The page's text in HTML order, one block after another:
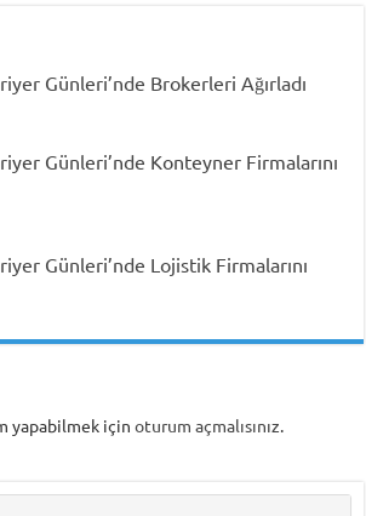
Günleri’nde Brokerleri Ağırladı
Günleri’nde Konteyner Firmalarını
Günleri’nde Lojistik Firmalarını
yapabilmek içinoturum açmalısınız.